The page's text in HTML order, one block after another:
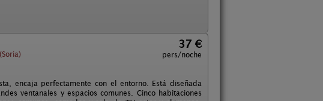
37 €
pers/noche
encaja perfectamente con el entorno. Está diseñada
ventanales y espacios comunes. Cinco habitaciones